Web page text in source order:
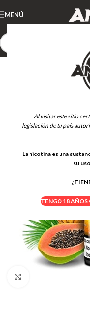
Al visitar este sitio
legislación de tu país
La nicotina es una
su
TENGO 18 AÑOS
MENÚ